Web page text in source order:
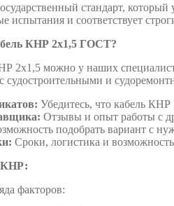
стандарт, который
испытания и соответствует
КНР 2х1,5 ГОСТ?
2х1,5 можно у наших
судостроительными и
Убедитесь, что кабель
Отзывы и опыт работы с
подобрать вариант с
Сроки, логистика и
КНР:
факторов: